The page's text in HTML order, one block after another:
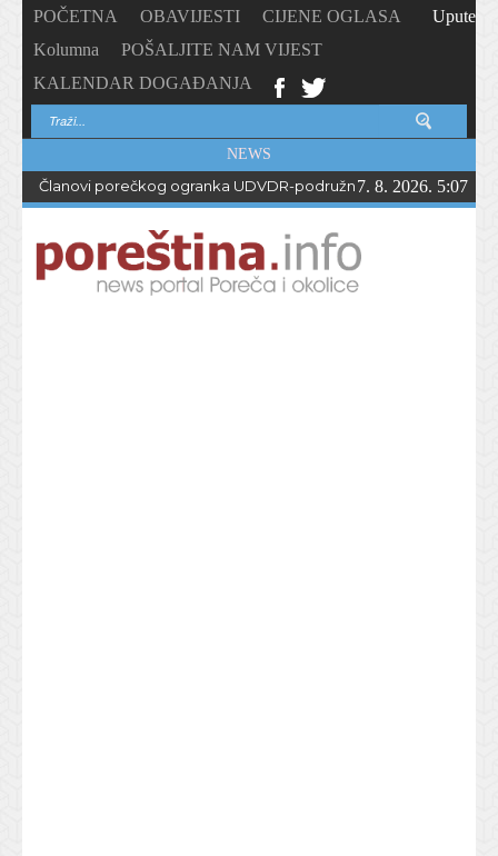
POČETNA OBAVIJESTI
CIJENE OGLASA
Kolumna
POŠALJITE NAM VIJEST
KALENDAR DOGAĐANJA
Upute
NEWS
Članovi porečkog ogranka UDVDR-podružnice Istarske
7. 8. 2026. 5:07